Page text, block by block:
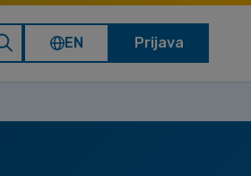
EN Prijava